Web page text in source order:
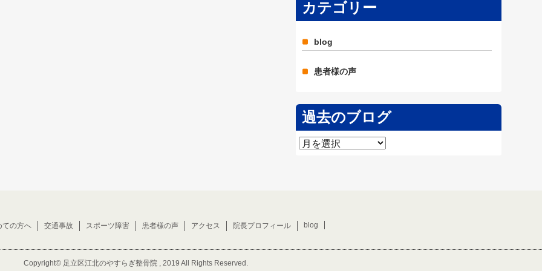
カテゴリー
blog
患者様の声
過去のブログ
過
ての方へ 交通事故 スポーツ障害 患者様の声 アクセス 院長プロフィール blog
Copyright© 足立区江北のやすらぎ整骨院, 2019 All Rights Reserved.